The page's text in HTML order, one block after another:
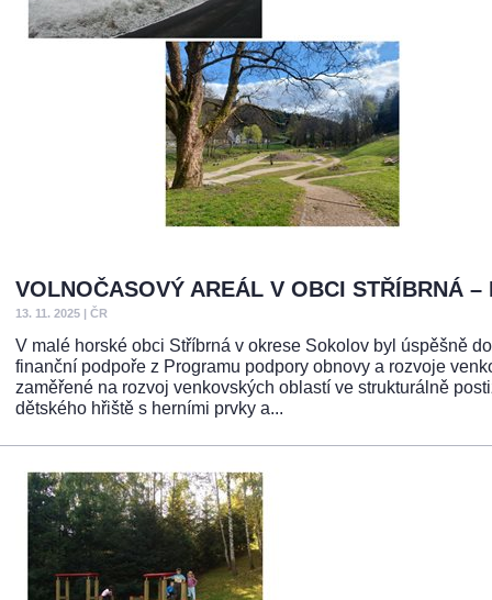
VOLNOČASOVÝ AREÁL V OBCI STŘÍBRNÁ
13. 11. 2025 | ČR
V malé horské obci Stříbrná v okrese Sokolov byl úspěšně
finanční podpoře z Programu podpory obnovy a rozvoje
zaměřené na rozvoj venkovských oblastí ve strukturálně
dětského hřiště s herními prvky a...